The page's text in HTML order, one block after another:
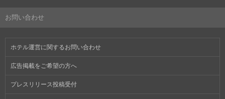
お問い合わせ
ホテル運営に関するお問い合わせ
広告掲載をご希望の方へ
プレスリリース投稿受付